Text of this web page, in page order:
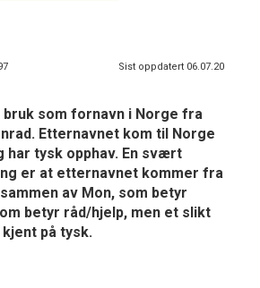
Sist oppdatert 06.07.20
som fornavn i Norge fra
Etternavnet kom til Norge
har tysk opphav. En svært
er at etternavnet kommer fra
av Mon, som betyr
betyr råd/hjelp, men et slikt
på tysk.